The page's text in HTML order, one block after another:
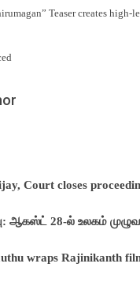
Teaser creates high-
Court closes
ஆகஸ்ட் 28-ல் உலகம்
wraps Rajinikanth